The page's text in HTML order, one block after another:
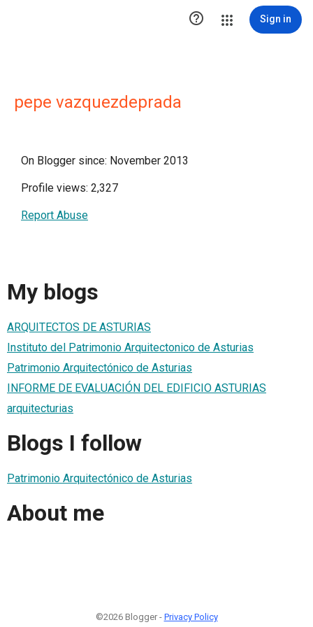
 Sign in
pepe vazquezdeprada
On Blogger since: November 2013
Profile views: 2,327
Report Abuse
My blogs
ARQUITECTOS DE ASTURIAS
Instituto del Patrimonio Arquitectonico de Asturias
Patrimonio Arquitectónico de Asturias
INFORME DE EVALUACIÓN DEL EDIFICIO ASTURIAS
arquitecturias
Blogs I follow
Patrimonio Arquitectónico de Asturias
About me
©2026 Blogger - Privacy Policy